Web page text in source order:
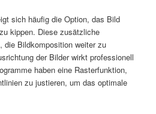
sich häufig die Option, das Bild
kippen. Diese zusätzliche
Bildkomposition weiter zu
der Bilder wirkt professionell
haben eine Rasterfunktion,
zu justieren, um das optimale